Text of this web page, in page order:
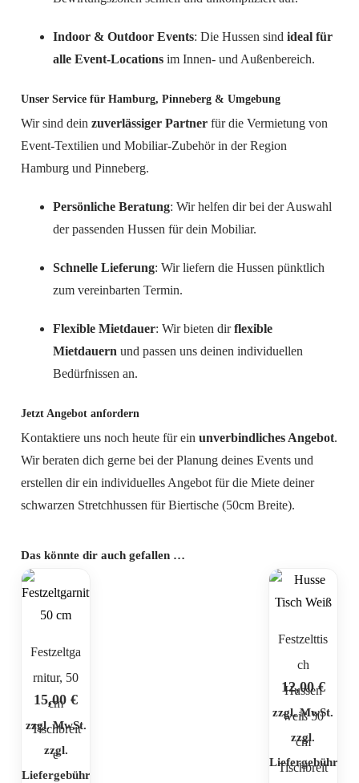
Indoor & Outdoor Events: Die Hussen sindideal für
alle Event-Locations im Innen- und Außenbereich.
Unser Service für Hamburg, Pinneberg & Umgebung
Wir sind deinzuverlässiger Partner für die Vermietung von
Event-Textilien und Mobiliar-Zubehör in der Region
Hamburg und Pinneberg.
Persönliche Beratung: Wir helfen dir bei der Auswahl
der passenden Hussen für dein Mobiliar.
Schnelle Lieferung: Wir liefern die Hussen pünktlich
zum vereinbarten Termin.
Flexible Mietdauer: Wir bieten dirflexible
Mietdauern und passen uns deinen individuellen
Bedürfnissen an.
Jetzt Angebot anfordern
Kontaktiere uns noch heute für einunverbindliches Angebot.
Wir beraten dich gerne bei der Planung deines Events und
erstellen dir ein individuelles Angebot für die Miete deiner
schwarzen Stretchhussen für Biertische (50cm Breite).
Das könnte dir auch gefallen …
Festzeltga
rnitur, 50
cm
Tischbreit
e
15,00€
zzgl. MwSt.
zzgl.
Liefergebühr
Festzelttis
ch
Hussen
weiß 50
cm
Tischbreit
12,00€
zzgl. MwSt.
zzgl.
Liefergebühr